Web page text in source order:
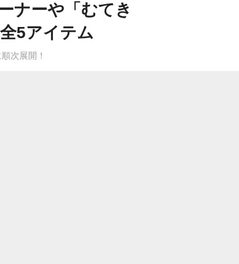
ナーや「むてき
5アイテム
次展開！